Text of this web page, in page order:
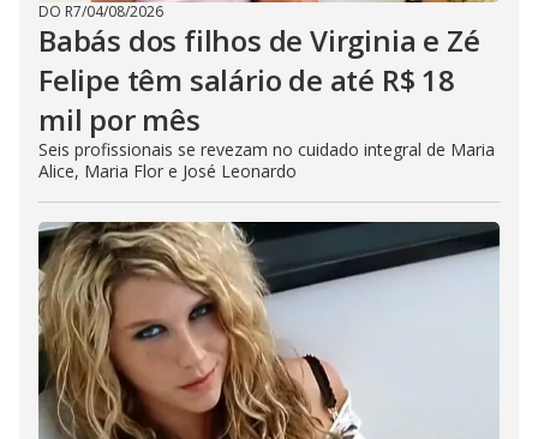
DO R7/04/08/2026
Babás dos filhos de Virginia e Zé
Felipe têm salário de até R$ 18
mil por mês
Seis profissionais se revezam no cuidado integral de Maria
Alice, Maria Flor e José Leonardo